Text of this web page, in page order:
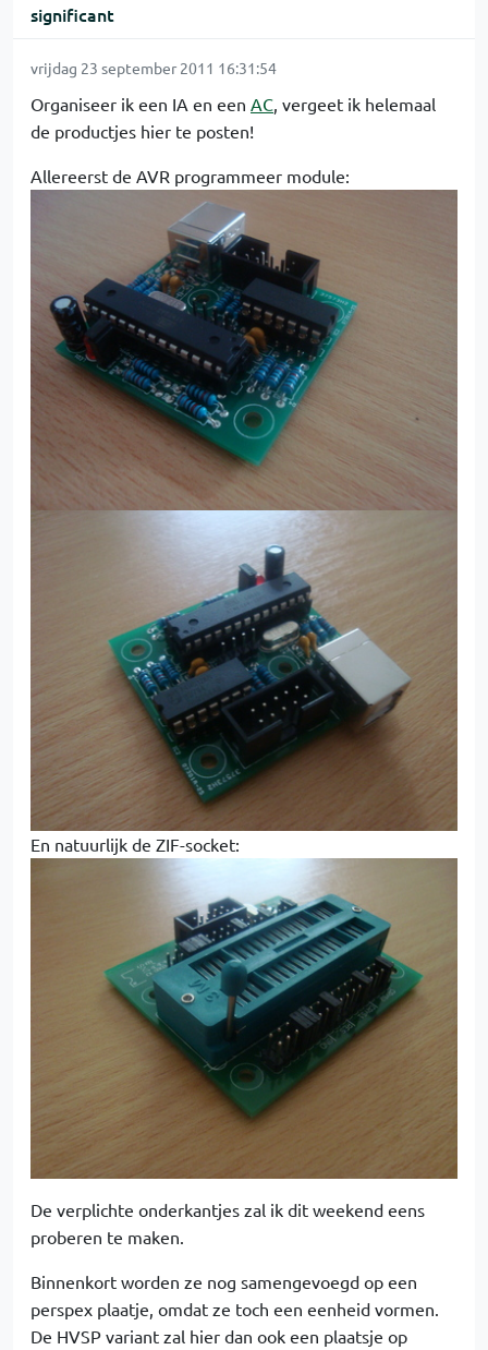
significant
vrijdag 23 september 2011 16:31:54
Organiseer ik een IA en een AC , vergeet ik helemaal
de productjes hier te posten!
Allereerst de AVR programmeer module:
En natuurlijk de ZIF-socket:
De verplichte onderkantjes zal ik dit weekend eens
proberen te maken.
Binnenkort worden ze nog samengevoegd op een
perspex plaatje, omdat ze toch een eenheid vormen.
De HVSP variant zal hier dan ook een plaatsje op